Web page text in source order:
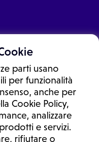
parti usano
per funzionalità
anche per
Cookie Policy,
analizzare
e servizi.
rifiutare o
non sono un consulto medico.
un consulto, una
Non si devono considerare
per la formulazione di
trattamento o l'assunzione o
consultare un medico di